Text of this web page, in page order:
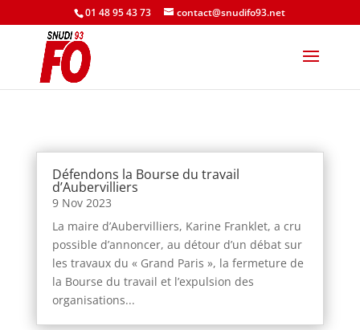
01 48 95 43 73 contact@snudifo93.net
Défendons la Bourse du travail
d’Aubervilliers
9 Nov 2023
La maire d’Aubervilliers, Karine Franklet, a cru
possible d’annoncer, au détour d’un débat sur
les travaux du « Grand Paris », la fermeture de
la Bourse du travail et l’expulsion des
organisations...